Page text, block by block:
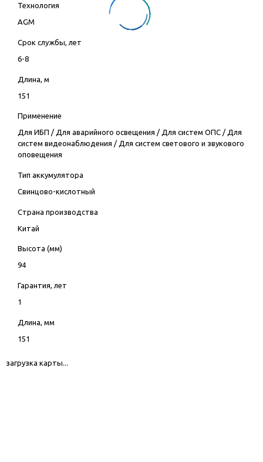
Технология
AGM
Срок службы, лет
6-8
Длина, м
151
Применение
Для ИБП / Для аварийного освещения / Для систем ОПС/ Для
систем видеонаблюдения / Для систем светового и звукового
оповещения
Тип аккумулятора
Свинцово-кислотный
Страна производства
Китай
Высота (мм)
94
Гарантия, лет
1
Длина, мм
151
загрузка карты...